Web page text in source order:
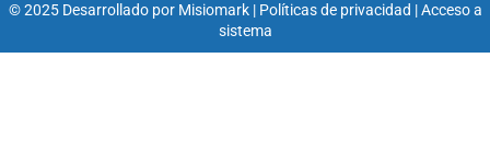
© 2025 Desarrollado por Misiomark | Políticas de privacidad |Acceso a
sistema